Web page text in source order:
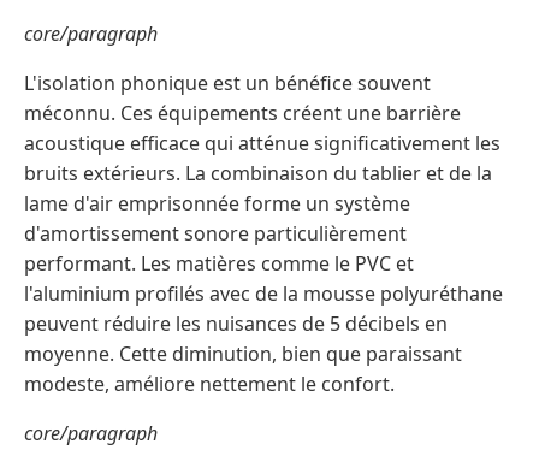
core/paragraph
L'isolation phonique est un bénéfice souvent
méconnu. Ces équipements créent une barrière
acoustique efficace qui atténue significativement les
bruits extérieurs. La combinaison du tablier et de la
lame d'air emprisonnée forme un système
d'amortissement sonore particulièrement
performant. Les matières comme le PVC et
l'aluminium profilés avec de la mousse polyuréthane
peuvent réduire les nuisances de 5 décibels en
moyenne. Cette diminution, bien que paraissant
modeste, améliore nettement le confort.
core/paragraph